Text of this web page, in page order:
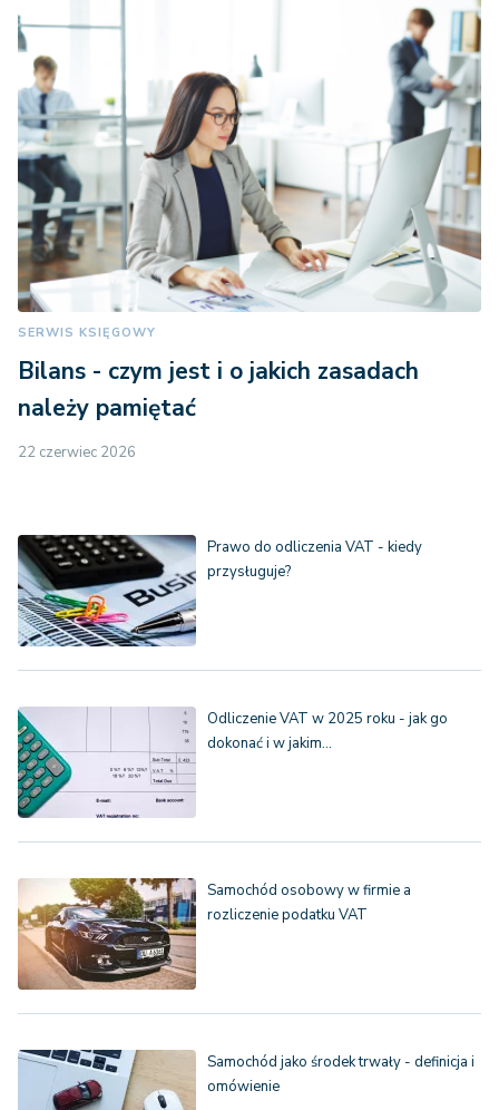
SERWIS KSIĘGOWY
Bilans - czym jest i o jakich zasadach
należy pamiętać
22 czerwiec 2026
Prawo do odliczenia VAT - kiedy
przysługuje?
Odliczenie VAT w 2025 roku - jak go
dokonać i w jakim…
Samochód osobowy w firmie a
rozliczenie podatku VAT
Samochód jako środek trwały - definicja i
omówienie